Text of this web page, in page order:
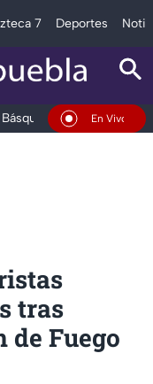
7 Deportes
Deportes
En Vivo
tras
de Fuego